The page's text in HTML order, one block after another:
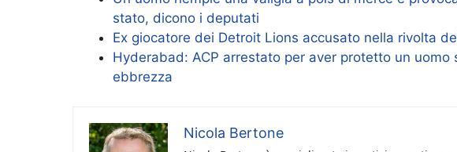
stato, dicono i deputati
Ex giocatore dei Detroit Lions accusato nella rivolta
Hyderabad: ACP arrestato per aver protetto un
ebbrezza
Nicola Bertone